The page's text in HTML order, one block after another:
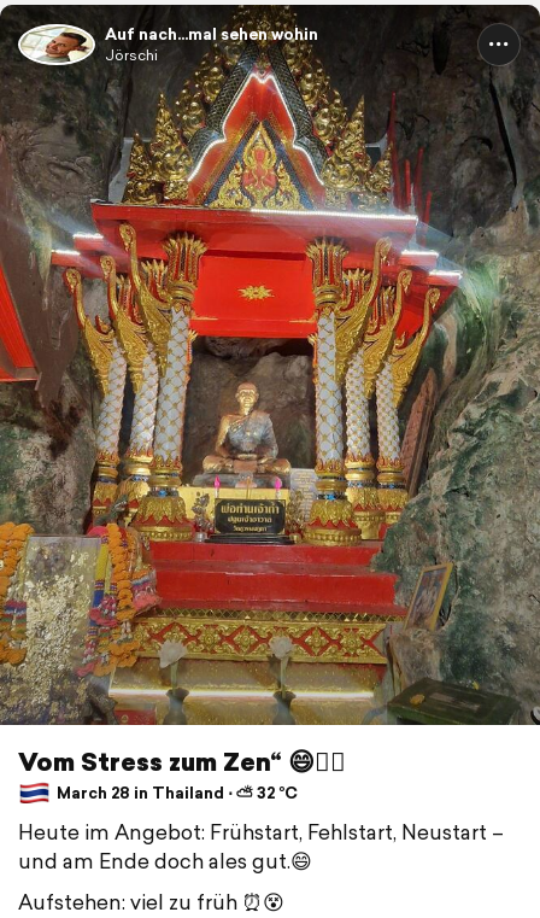
Auf nach...mal sehen wohin
Jörschi
Vom Stress zum Zen“ 😄🧘‍♂️
March 28 in Thailand ⋅ ⛅ 32 °C
Heute im Angebot: Frühstart, Fehlstart, Neustart –
und am Ende doch ales gut.😄
Aufstehen: viel zu früh ⏰😵